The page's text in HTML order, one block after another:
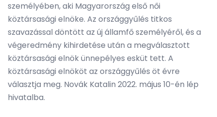
személyében, aki Magyarország első női
köztársasági elnöke. Az országgyűlés titkos
szavazással döntött az új államfő személyéről, és a
végeredmény kihirdetése után a megválasztott
köztársasági elnök ünnepélyes esküt tett. A
köztársasági elnököt az országgyűlés öt évre
választja meg. Novák Katalin 2022. május 10-én lép
hivatalba.